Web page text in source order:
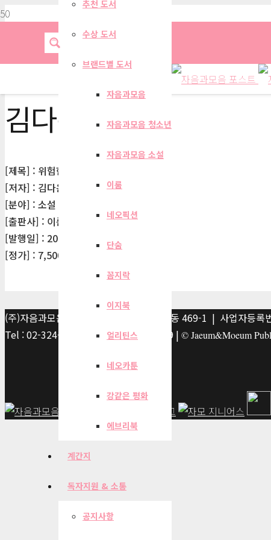
추천 도서
수상 도서
브랜드별 도서
자음과모음
자음과모음 청소년
자음과모음 소설
이룸
네오픽션
단숨
꼼지락
이지북
얼리틴스
네오카툰
강같은 평화
에브리북
계간지
독자지원 & 소통
공지사항
김다은
[제목] : 위험한 상상
[저자] : 김다은
[분야] : 소설
[출판사] : 이룸
[발행일] : 2000-09-04
[정가] : 7,500원
(주)자음과모음 | 10881 경기 파주시 서패동 469-1 | 사업자등록
Tel : 02-324-2347 | Fax : 02-6959-8459 | © Jaeum&Moeum